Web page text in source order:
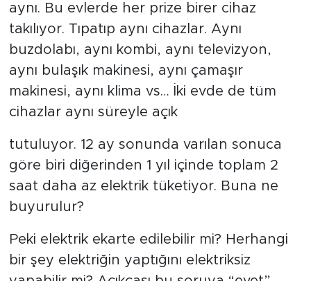
aynı. Bu evlerde her prize birer cihaz
takılıyor. Tıpatıp aynı cihazlar. Aynı
buzdolabı, aynı kombi, aynı televizyon,
aynı bulaşık makinesi, aynı çamaşır
makinesi, aynı klima vs… İki evde de tüm
cihazlar aynı süreyle açık
tutuluyor. 12 ay sonunda varılan sonuca
göre biri diğerinden 1 yıl içinde toplam 2
saat daha az elektrik tüketiyor. Buna ne
buyurulur?
Peki elektrik ekarte edilebilir mi? Herhangi
bir şey elektriğin yaptığını elektriksiz